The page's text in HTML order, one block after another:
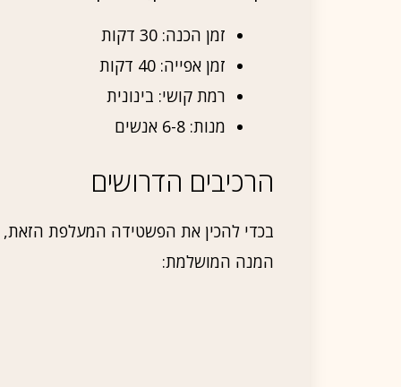
זמן הכנה: 30 דקות
זמן אפייה: 40 דקות
רמת קושי: בינונית
מנות: 6-8 אנשים
הרכיבים הדרושים
בכדי להכין את הפשטידה המעלפת הזאת,
המנה המושלמת: